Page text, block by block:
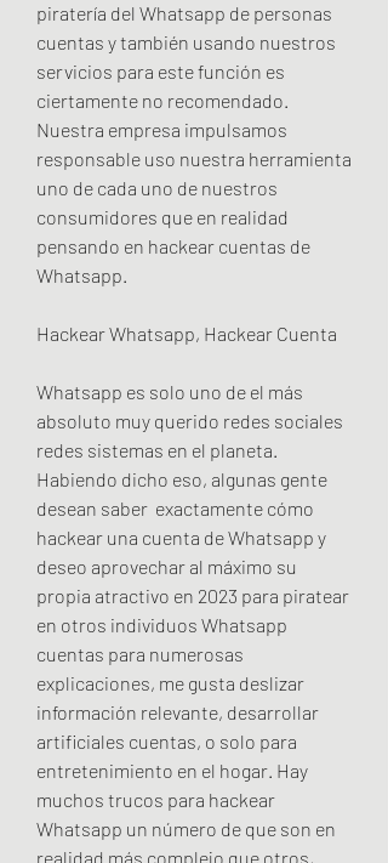
piratería del Whatsapp de personas
cuentas y también usando nuestros
servicios para este función es
ciertamente no recomendado.
Nuestra empresa impulsamos
responsable uso nuestra herramienta
uno de cada uno de nuestros
consumidores que en realidad
pensando en hackear cuentas de
Whatsapp.
Hackear Whatsapp, Hackear Cuenta
Whatsapp es solo uno de el más
absoluto muy querido redes sociales
redes sistemas en el planeta.
Habiendo dicho eso, algunas gente
desean saber  exactamente cómo
hackear una cuenta de Whatsapp y
deseo aprovechar al máximo su
propia atractivo en 2023 para piratear
en otros individuos Whatsapp
cuentas para numerosas
explicaciones, me gusta deslizar
información relevante, desarrollar
artificiales cuentas, o solo para
entretenimiento en el hogar. Hay
muchos trucos para hackear
Whatsapp un número de que son en
realidad más complejo que otros,